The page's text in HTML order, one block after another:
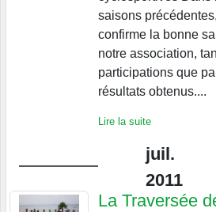
saisons
confirme la bonne
notre association,
participations que
résultats obtenus....
Lire la suite
juil.
2011
La Traversée